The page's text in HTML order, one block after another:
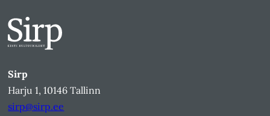
Sirp
Harju 1, 10146 Tallinn
sirp@sirp.ee